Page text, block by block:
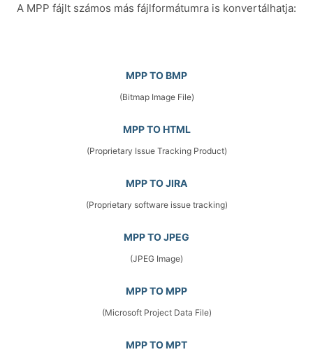
A MPP fájlt számos más fájlformátumra is konvertálhatja:
MPP TO BMP
(Bitmap Image File)
MPP TO HTML
(Proprietary Issue Tracking Product)
MPP TO JIRA
(Proprietary software issue tracking)
MPP TO JPEG
(JPEG Image)
MPP TO MPP
(Microsoft Project Data File)
MPP TO MPT